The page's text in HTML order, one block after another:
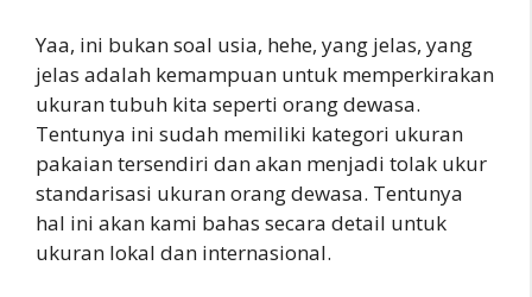
Yaa, ini bukan soal usia, hehe, yang jelas, yang
jelas adalah kemampuan untuk memperkirakan
ukuran tubuh kita seperti orang dewasa.
Tentunya ini sudah memiliki kategori ukuran
pakaian tersendiri dan akan menjadi tolak ukur
standarisasi ukuran orang dewasa. Tentunya
hal ini akan kami bahas secara detail untuk
ukuran lokal dan internasional.